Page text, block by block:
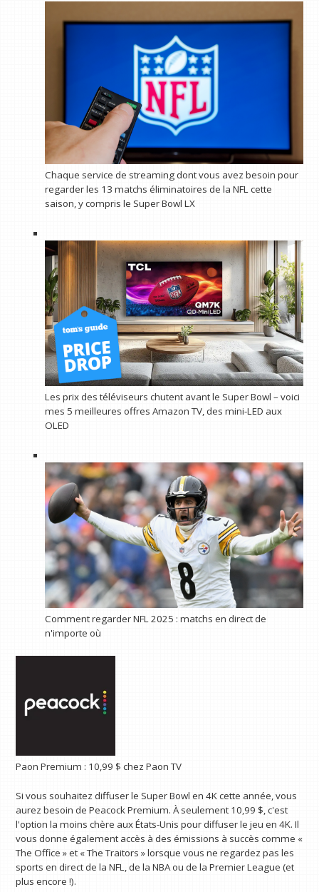
Chaque service de streaming dont vous avez besoin pour
regarder les 13 matchs éliminatoires de la NFL cette
saison, y compris le Super Bowl LX
Les prix des téléviseurs chutent avant le Super Bowl – voici
mes 5 meilleures offres Amazon TV, des mini-LED aux
OLED
Comment regarder NFL 2025 : matchs en direct de
n'importe où
Paon Premium : 10,99 $ chez Paon TV
Si vous souhaitez diffuser le Super Bowl en 4K cette année, vous
aurez besoin de Peacock Premium. À seulement 10,99 $, c'est
l'option la moins chère aux États-Unis pour diffuser le jeu en 4K. Il
vous donne également accès à des émissions à succès comme «
The Office » et « The Traitors » lorsque vous ne regardez pas les
sports en direct de la NFL, de la NBA ou de la Premier League (et
plus encore !).